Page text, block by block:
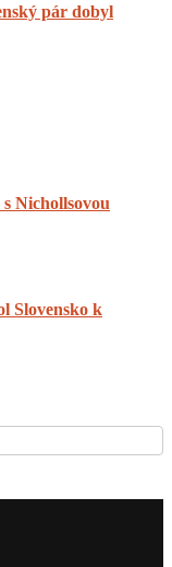
pár dobyl
Nichollsovou
Slovensko k